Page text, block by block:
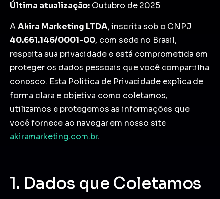
Última atualização: Outubro de 2025
AAkira Marketing LTDA, inscrita sob o CNPJ
40.661.146/0001-00, com sede no Brasil,
respeita sua privacidade e está comprometida em
proteger os dados pessoais que você compartilha
conosco. Esta Política de Privacidade explica de
forma clara e objetiva como coletamos,
utilizamos e protegemos as informações que
você fornece ao navegar em nosso site
akiramarketing.com.br.
1. Dados que Coletamos